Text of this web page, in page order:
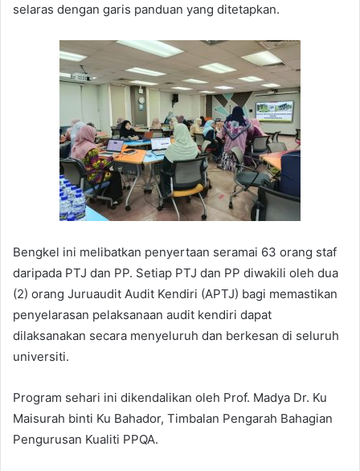
selaras dengan garis panduan yang ditetapkan.
Bengkel ini melibatkan penyertaan seramai 63 orang staf
daripada PTJ dan PP. Setiap PTJ dan PP diwakili oleh dua
(2) orang Juruaudit Audit Kendiri (APTJ) bagi memastikan
penyelarasan pelaksanaan audit kendiri dapat
dilaksanakan secara menyeluruh dan berkesan di seluruh
universiti.
Program sehari ini dikendalikan oleh Prof. Madya Dr. Ku
Maisurah binti Ku Bahador, Timbalan Pengarah Bahagian
Pengurusan Kualiti PPQA.